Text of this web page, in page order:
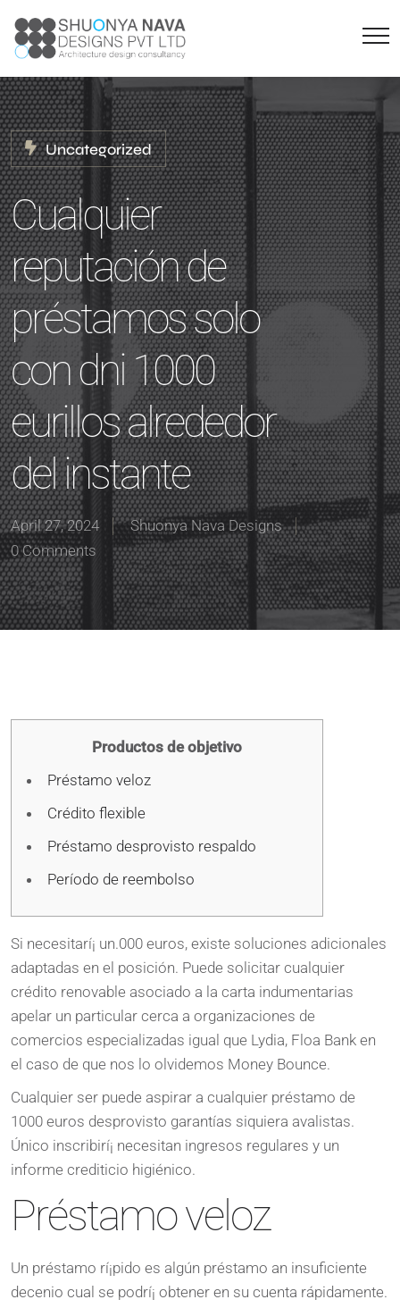
Uncategorized
Cualquier
reputación de
préstamos solo
con dni 1000
eurillos alrededor
del instante
April 27, 2024
Shuonya Nava Designs
0 Comments
Productos de objetivo
Préstamo veloz
Crédito flexible
Préstamo desprovisto respaldo
Período de reembolso
Si necesitarí¡ un.000 euros, existe soluciones adicionales
adaptadas en el posición. Puede solicitar cualquier
crédito renovable asociado a la carta indumentarias
apelar un particular cerca a organizaciones de
comercios especializadas igual que Lydia, Floa Bank en
el caso de que nos lo olvidemos Money Bounce.
Cualquier ser puede aspirar a cualquier préstamo de
1000 euros desprovisto garantías siquiera avalistas.
Único inscribirí¡ necesitan ingresos regulares y un
informe crediticio higiénico.
Préstamo veloz
Un préstamo rí¡pido es algún préstamo an insuficiente
decenio cual se podrí¡ obtener en su cuenta rápidamente.